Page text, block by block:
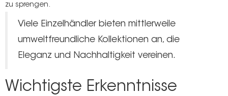
zu sprengen.
Viele Einzelhändler bieten mittlerweile
umweltfreundliche Kollektionen an, die
Eleganz und Nachhaltigkeit vereinen.
Wichtigste Erkenntnisse